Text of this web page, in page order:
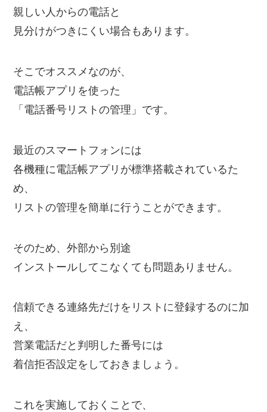
親しい人からの電話と
見分けがつきにくい場合もあります。
そこでオススメなのが、
電話帳アプリを使った
「電話番号リストの管理」です。
最近のスマートフォンには
各機種に電話帳アプリが標準搭載されているた
め、
リストの管理を簡単に行うことができます。
そのため、外部から別途
インストールしてこなくても問題ありません。
信頼できる連絡先だけをリストに登録するのに加
え、
営業電話だと判明した番号には
着信拒否設定をしておきましょう。
これを実施しておくことで、